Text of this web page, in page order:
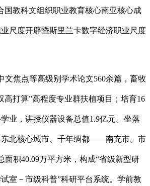
国教科文组织职业教育核心南亚核心成
尺度开辟暨斯里兰卡数字经济职业尺度
焦点等高级别学术论文560余篇，畜牧
高打算”高程度专业群扶植项目；培育16
业，讲授仪器设备总值1.9亿元。坐落
东北核心城市、千年绸都——南充市。市
面积40.09万平方米，构成“省级新型研
室－市级科普”科研平台系统。学前教